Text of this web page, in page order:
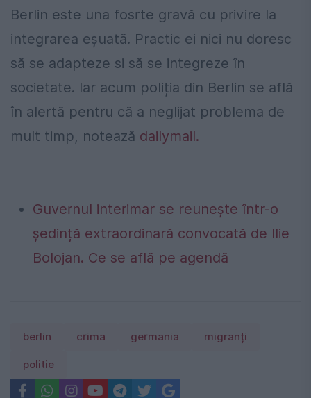
Berlin este una fosrte gravă cu privire la
integrarea eșuată. Practic ei nici nu doresc
să se adapteze si să se integreze în
societate. Iar acum poliția din Berlin se află
în alertă pentru că a neglijat problema de
mult timp, notează dailymail.
Guvernul interimar se reunește într-o
ședință extraordinară convocată de Ilie
Bolojan. Ce se află pe agendă
berlin crima germania migranți
politie